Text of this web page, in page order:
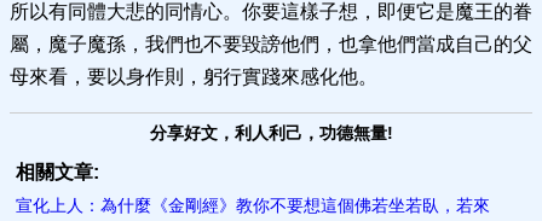
所以有同體大悲的同情心。你要這樣子想，即便它是魔王的眷
屬，魔子魔孫，我們也不要毀謗他們，也拿他們當成自己的父
母來看，要以身作則，躬行實踐來感化他。
分享好文，利人利己，功德無量!
相關文章:
宣化上人：為什麼《金剛經》教你不要想這個佛若坐若臥，若來